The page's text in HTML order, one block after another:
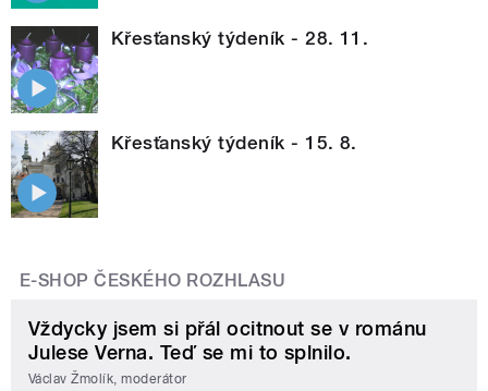
Křesťanský týdeník - 28. 11.
Křesťanský týdeník - 15. 8.
E-SHOP ČESKÉHO ROZHLASU
Vždycky jsem si přál ocitnout se v románu
Julese Verna. Teď se mi to splnilo.
Václav Žmolík, moderátor